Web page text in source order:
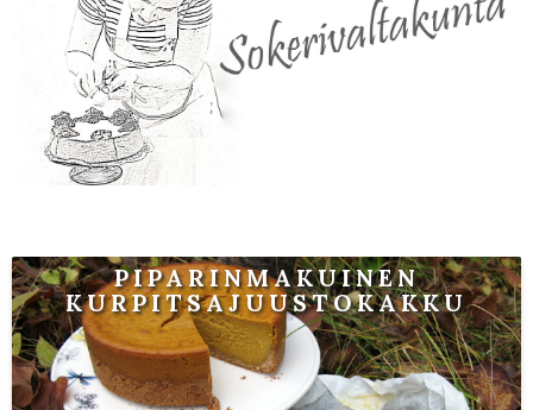
PIPARINMAKUINEN
KURPITSAJUUSTOKAKKU